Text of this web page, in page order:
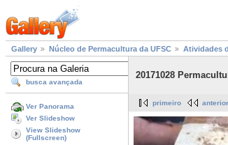
Gallery Núcleo de Permacultura da UFSC Atividades
busca avançada
Ver Panorama
Ver Slideshow
View Slideshow
(Fullscreen)
20171028
primeiro anterior